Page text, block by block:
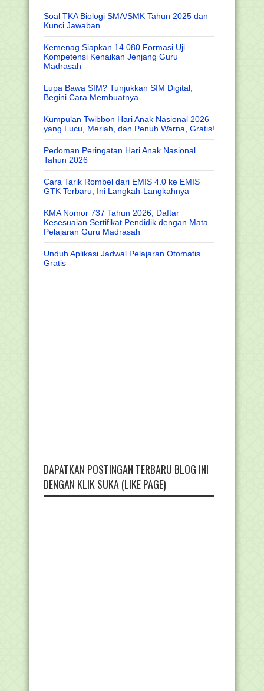
Soal TKA Biologi SMA/SMK Tahun 2025 dan
Kunci Jawaban
Kemenag Siapkan 14.080 Formasi Uji
Kompetensi Kenaikan Jenjang Guru
Madrasah
Lupa Bawa SIM? Tunjukkan SIM Digital,
Begini Cara Membuatnya
Kumpulan Twibbon Hari Anak Nasional 2026
yang Lucu, Meriah, dan Penuh Warna, Gratis!
Pedoman Peringatan Hari Anak Nasional
Tahun 2026
Cara Tarik Rombel dari EMIS 4.0 ke EMIS
GTK Terbaru, Ini Langkah-Langkahnya
KMA Nomor 737 Tahun 2026, Daftar
Kesesuaian Sertifikat Pendidik dengan Mata
Pelajaran Guru Madrasah
Unduh Aplikasi Jadwal Pelajaran Otomatis
Gratis
DAPATKAN POSTINGAN TERBARU BLOG INI
DENGAN KLIK SUKA (LIKE PAGE)